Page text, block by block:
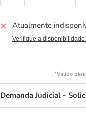
Atualmente
Verifique a disponibilidade
*Válido para
Demanda Judicial -